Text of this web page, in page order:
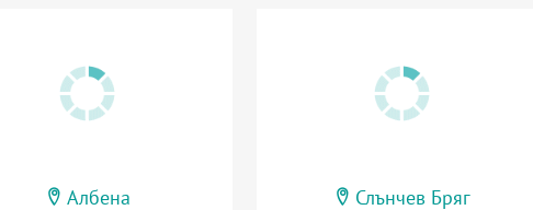
Албена Слънчев Бряг